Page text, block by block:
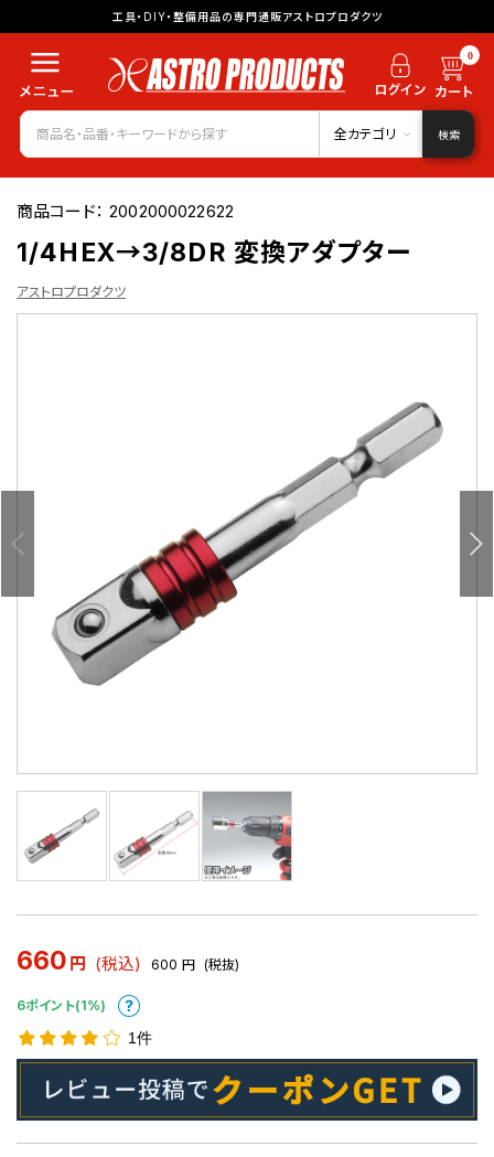
工具・DIY・整備用品の専門通販アストロプロダクツ
0
全カテゴリ 検索
商品コード：2002000022622
1/4HEX→3/8DR 変換アダプター
アストロプロダクツ
660 円 (税込) 600 円 (税抜)
6ポイント(1%)
1件